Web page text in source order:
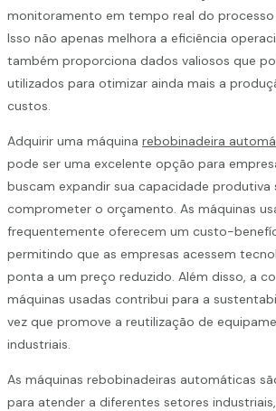
monitoramento em tempo real do processo
Isso não apenas melhora a eficiência
também proporciona dados valiosos que
utilizados para otimizar ainda mais a
custos.
Adquirir uma máquina rebobinadeira
pode ser uma excelente opção para
buscam expandir sua capacidade produtiva
comprometer o orçamento. As máquinas
frequentemente oferecem um custo-
permitindo que as empresas acessem
ponta a um preço reduzido. Além disso, a
máquinas usadas contribui para a
vez que promove a reutilização de
industriais.
As máquinas rebobinadeiras automáticas
para atender a diferentes setores